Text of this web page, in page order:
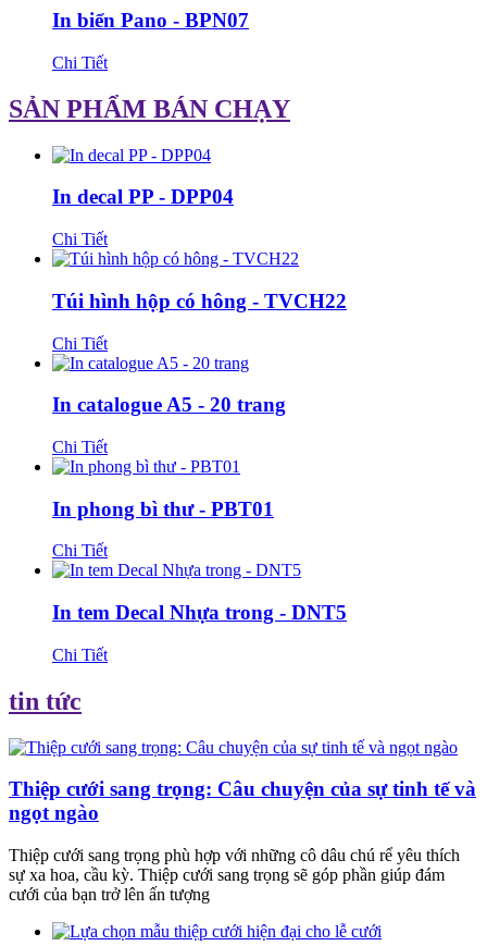
In biển Pano - BPN07
Chi Tiết
SẢN PHẨM BÁN CHẠY
In decal PP - DPP04
Chi Tiết
Túi hình hộp có hông - TVCH22
Chi Tiết
In catalogue A5 - 20 trang
Chi Tiết
In phong bì thư - PBT01
Chi Tiết
In tem Decal Nhựa trong - DNT5
Chi Tiết
tin tức
Thiệp cưới sang trọng: Câu chuyện của sự tinh tế và
ngọt ngào
Thiệp cưới sang trọng phù hợp với những cô dâu chú rể yêu thích
sự xa hoa, cầu kỳ. Thiệp cưới sang trọng sẽ góp phần giúp đám
cưới của bạn trở lên ấn tượng